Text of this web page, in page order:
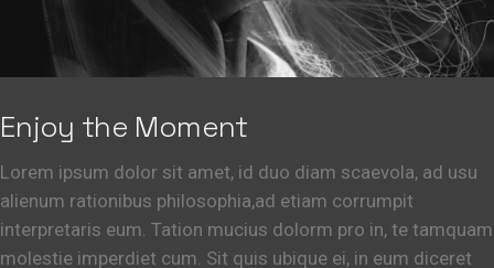
Enjoy the Moment
Lorem ipsum dolor sit amet, id duo diam scaevola, ad usu
alienum rationibus philosophia,ad etiam corrumpit
interpretaris eum. Tation mucius dolorm pro in, te tamquam
molestie imperdiet cum. Sit quis ubique ei, in eum diceret